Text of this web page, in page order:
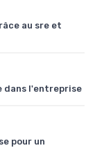
au sre et
dans l'entreprise
pour un